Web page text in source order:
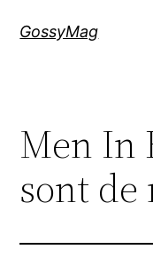
GossyMag
Men In
sont de